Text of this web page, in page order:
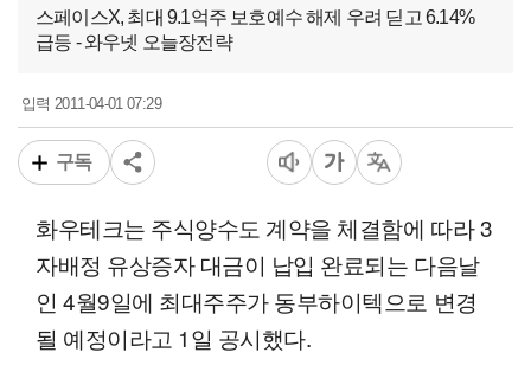
스페이스X, 최대 9.1억주 보호예수 해제 우려 딛고 6.14%
급등 - 와우넷 오늘장전략
입력2011-04-01 07:29
구독
화우테크는 주식양수도 계약을 체결함에 따라 3
자배정 유상증자 대금이 납입 완료되는 다음날
인 4월9일에 최대주주가 동부하이텍으로 변경
될 예정이라고 1일 공시했다.